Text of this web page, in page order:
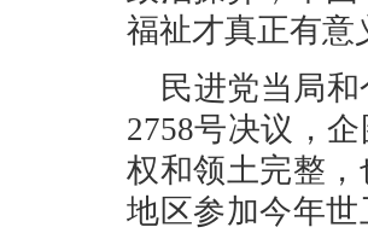
福祉才真正有意
民进党当局
2758号决议，
权和领土完整
地区参加今年